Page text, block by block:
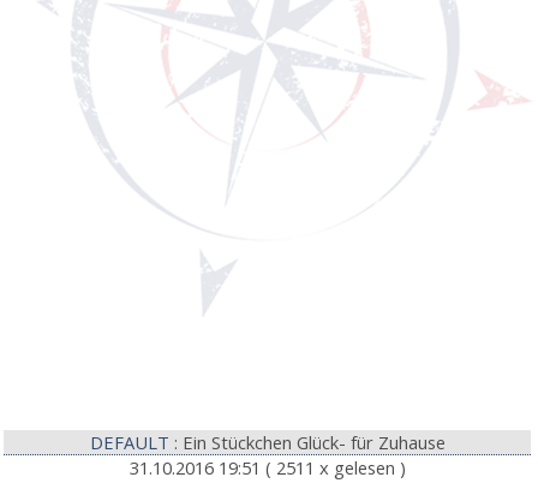
DEFAULT : Ein Stückchen Glück- für Zuhause
31.10.2016 19:51 ( 2511 x gelesen )